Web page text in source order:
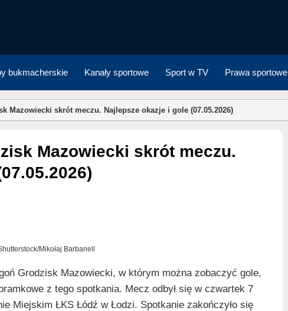
bukmacherskie Kanały sportowe Sport w TV Prawa sportowe
Mazowiecki skrót meczu. Najlepsze okazje i gole (07.05.2026)
Mikołaj Barbanell
Grodzisk Mazowiecki, w którym można zobaczyć gole,
z tego spotkania. Mecz odbył się w czwartek 7
Miejskim ŁKS Łódź w Łodzi. Spotkanie zakończyło się